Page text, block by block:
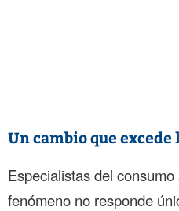
Un cambio que
Especialistas del
fenómeno no responde